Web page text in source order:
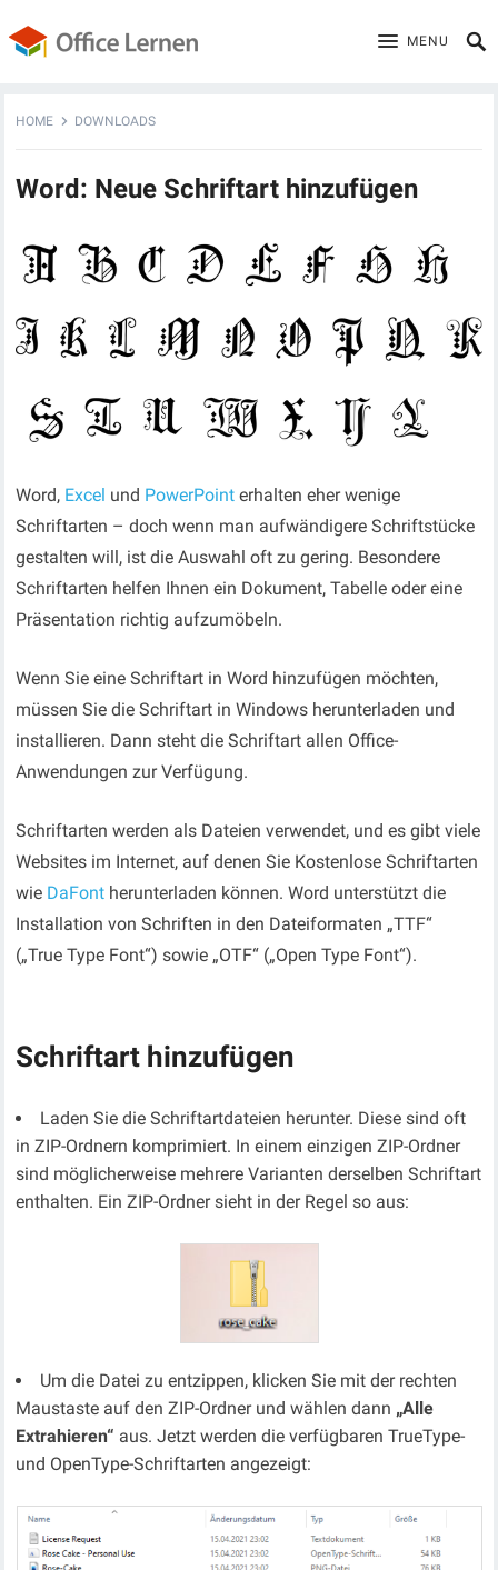
MENU
HOME DOWNLOADS
Word: Neue Schriftart hinzufügen
Word, Excel und PowerPoint erhalten eher wenige
Schriftarten – doch wenn man aufwändigere Schriftstücke
gestalten will, ist die Auswahl oft zu gering. Besondere
Schriftarten helfen Ihnen ein Dokument, Tabelle oder eine
Präsentation richtig aufzumöbeln.
Wenn Sie eine Schriftart in Word hinzufügen möchten,
müssen Sie die Schriftart in Windows herunterladen und
installieren. Dann steht die Schriftart allen Office-
Anwendungen zur Verfügung.
Schriftarten werden als Dateien verwendet, und es gibt viele
Websites im Internet, auf denen Sie Kostenlose Schriftarten
wie DaFont herunterladen können. Word unterstützt die
Installation von Schriften in den Dateiformaten „TTF“
(„True Type Font“) sowie „OTF“ („Open Type Font“).
Schriftart hinzufügen
Laden Sie die Schriftartdateien herunter. Diese sind oft
in ZIP-Ordnern komprimiert. In einem einzigen ZIP-Ordner
sind möglicherweise mehrere Varianten derselben Schriftart
enthalten. Ein ZIP-Ordner sieht in der Regel so aus:
Um die Datei zu entzippen, klicken Sie mit der rechten
Maustaste auf den ZIP-Ordner und wählen dann „Alle
Extrahieren“ aus. Jetzt werden die verfügbaren TrueType-
und OpenType-Schriftarten angezeigt: